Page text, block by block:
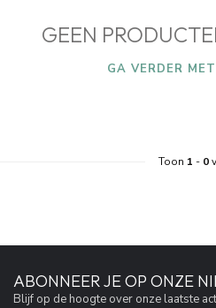
GEEN
GA VERDER
Toon 1 - 0
ABONNEER JE OP ONZE
Blijf op de hoogte over onze laatste